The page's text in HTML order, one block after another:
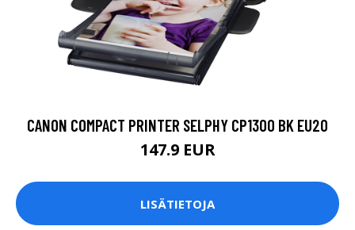
CANON COMPACT PRINTER SELPHY CP1300 BK EU20
147.9 EUR
LISÄTIETOJA